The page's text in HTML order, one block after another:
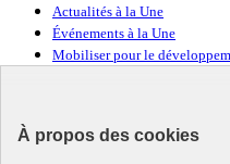
À propos des cookies
Actualités à la Une
Événements à la Une
Mobiliser pour le
Ressources